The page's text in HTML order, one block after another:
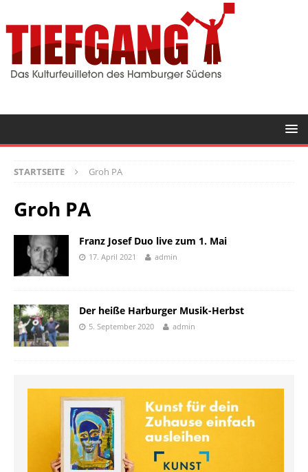
STARTSEITE Groh PA
Groh PA
Franz Josef Duo live zum 1. Mai
17. April 2021 admin
Der heiße Harburger Musik-Herbst
5. September 2020 admin